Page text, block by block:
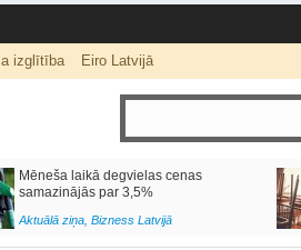
izglītība Eiro Latvijā
Mēneša laikā degvielas cenas
samazinājās par 3,5%
Aktuālā ziņa, Bizness Latvijā